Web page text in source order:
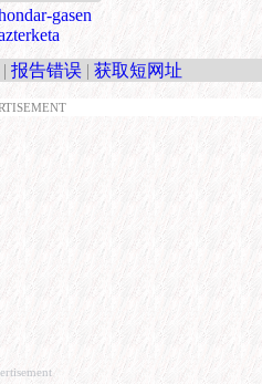
gasen
| 报告错误 | 获取短网址